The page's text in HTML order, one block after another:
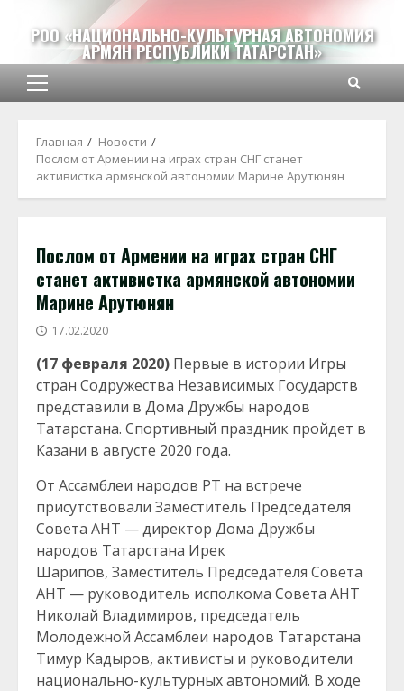
содержимому
РОО «НАЦИОНАЛЬНО-КУЛЬТУРНАЯ АВТОНОМИЯ
АРМЯН РЕСПУБЛИКИ ТАТАРСТАН»
Основное
Главная
Новости
Послом от Армении на играх стран СНГ станет
активистка армянской автономии Марине Арутюнян
Послом от Армении на играх стран СНГ
станет активистка армянской автономии
Марине Арутюнян
17.02.2020
(17 февраля 2020) Первые в истории Игры
стран Содружества Независимых Государств
представили в Дома Дружбы народов
Татарстана. Спортивный праздник пройдет в
Казани в августе 2020 года.
От Ассамблеи народов РТ на встрече
присутствовали Заместитель Председателя
Совета АНТ — директор Дома Дружбы
народов Татарстана Ирек
Шарипов, Заместитель Председателя Совета
АНТ — руководитель исполкома Совета АНТ
Николай Владимиров, председатель
Молодежной Ассамблеи народов Татарстана
Тимур Кадыров, активисты и руководители
национально-культурных автономий. В ходе